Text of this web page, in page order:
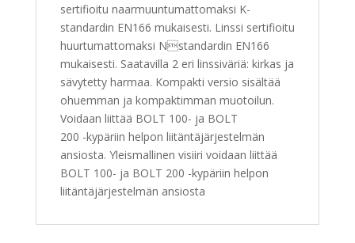
sertifioitu naarmuuntumattomaksi K-
standardin EN166 mukaisesti. Linssi sertifioitu
huurtumattomaksi Nstandardin EN166
mukaisesti. Saatavilla 2 eri linssiväriä: kirkas ja
sävytetty harmaa. Kompakti versio sisältää
ohuemman ja kompaktimman muotoilun.
Voidaan liittää BOLT 100- ja BOLT
200 -kypäriin helpon liitäntäjärjestelmän
ansiosta. Yleismallinen visiiri voidaan liittää
BOLT 100- ja BOLT 200 -kypäriin helpon
liitäntäjärjestelmän ansiosta